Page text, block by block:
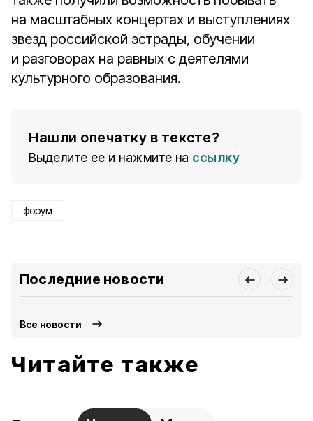
на масштабных концертах и выступлениях
звезд российской эстрады, обучении
и разговорах на равных с деятелями
культурного образования.
Нашли опечатку в тексте?
Выделите ее и нажмите на ссылку
форум
Последние новости
Все новости
Читайте также